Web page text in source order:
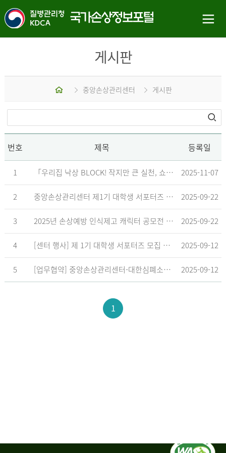
게시판
중앙손상관리센터 게시판
번호 제목 등록일
1 「우리집 낙상 BLOCK! 작지만 큰 실천, 쇼츠 챌린지」 수상작 발표 2025-11-07
2 중앙손상관리센터 제1기 대학생 서포터즈 합격자 발표 2025-09-22
3 2025년 손상예방 인식제고 캐릭터 공모전 결과발표 지연 안내 2025-09-22
4 [센터 행사] 제 1기 대학생 서포터즈 모집 공고 2025-09-12
5 [업무협약] 중앙손상관리센터-대한심폐소생협회, 학교현장 CPR 교육 확대 위한 업무협약 체결 2025-09-12
1